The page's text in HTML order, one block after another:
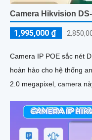
Camera Hikvision
1,995,000 ₫
Camera IP POE sắc nét
hoàn hảo cho hệ thống an ninh
2.0 megapixel, camera